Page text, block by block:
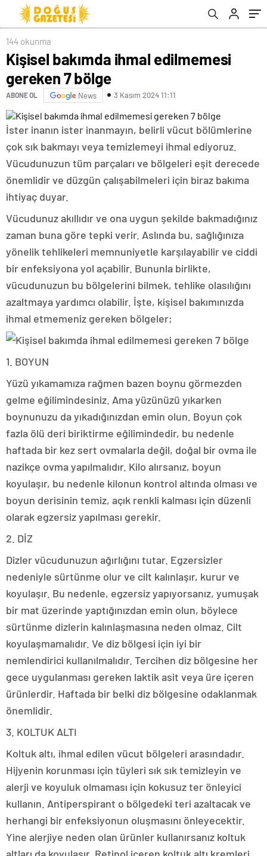
144 okunma
Kişisel bakımda ihmal edilmemesi
gereken 7 bölge
ABONE OL News 3 Kasım 2024 11:11
İster inanın ister inanmayın, belirli vücut bölümlerine
çok sık bakmayı veya temizlemeyi ihmal ediyoruz.
Vücudunuzun tüm parçaları ve bölgeleri eşit derecede
önemlidir ve düzgün çalışabilmeleri için biraz bakıma
ihtiyaç duyar.
Vücudunuz akıllıdır ve ona uygun şekilde bakmadığınız
zaman buna göre tepki verir. Aslında bu, sağlığınıza
yönelik tehlikeleri memnuniyetle karşılayabilir ve ciddi
bir enfeksiyona yol açabilir. Bununla birlikte,
vücudunuzun bu bölgelerini bilmek, tehlike olasılığını
azaltmaya yardımcı olabilir. İşte, kişisel bakımınızda
ihmal etmemeniz gereken bölgeler;
1. BOYUN
Yüzü yıkamamıza rağmen bazen boynu görmezden
gelme eğilimindesiniz. Ama yüzünüzü yıkarken
boynunuzu da yıkadığınızdan emin olun. Boyun çok
fazla ölü deri biriktirme eğilimindedir, bu nedenle
haftada bir kez sert ovmalarla değil, doğal bir ovma ile
nazikçe ovma yapılmalıdır. Kilo alırsanız, boyun
koyulaşır, bu nedenle kilonun kontrol altında olması ve
boyun derisinin temiz, açık renkli kalması için düzenli
olarak egzersiz yapılması gerekir.
2. DİZ
Dizler vücudunuzun ağırlığını tutar. Egzersizler
nedeniyle sürtünme olur ve cilt kalınlaşır, kurur ve
koyulaşır. Bu nedenle, egzersiz yapıyorsanız, yumuşak
bir mat üzerinde yaptığınızdan emin olun, böylece
sürtünme dizlerin kalınlaşmasına neden olmaz. Cilt
koyulaşmamalıdır. Ve diz bölgesi için iyi bir
nemlendirici kullanılmalıdır. Tercihen diz bölgesine her
gece uygulanması gereken laktik asit veya üre içeren
ürünlerdir. Haftada bir belki diz bölgesine odaklanmak
önemlidir.
3. KOLTUK ALTI
Koltuk altı, ihmal edilen vücut bölgeleri arasındadır.
Hijyenin korunması için tüyleri sık sık temizleyin ve
alerji ve koyuluk olmaması için kokusuz ter önleyici
kullanın. Antiperspirant o bölgedeki teri azaltacak ve
herhangi bir enfeksiyonun oluşmasını önleyecektir.
Yine alerjiye neden olan ürünler kullanırsanız koltuk
altları da koyulaşır. Retinol içeren koltuk altı kremleri